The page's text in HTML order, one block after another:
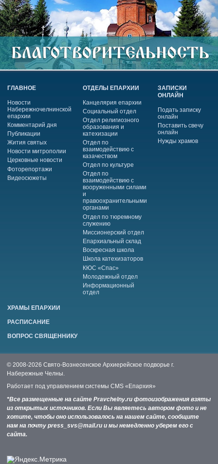
ГЛАВНОЕ
Новости
Набережночелнинской
епархии
Комментарий дня
Публикации
Жития святых
Новости митрополии
Церковные новости
Фоторепортажи
Видеосюжеты
ОТДЕЛЫ ЕПАРХИИ
Канцелярия епархии
Социальный отдел
Отдел религиозного
образования и
катехизации
Отдел по
взаимодействию с
казачеством
Отдел по культуре
Отдел по
взаимодействию с
вооруженными силами
и
правоохранительными
органами
Отдел по тюремному
служению
Миссионерский отдел
Епархиальный склад
Воскресная школа
Школа катехизаторов
КЮС «Спас»
Молодежный отдел
Информационный
отдел
ЗАПИСКИ
ОНЛАЙН
Подать записку
онлайн
Поставить свечу
онлайн
Нужды храмов
ХРАМЫ ЕПАРХИИ
РАСПИСАНИЕ
ВОПРОС СВЯЩЕННИКУ
© 2008-2026 Свято-Вознесенское Архиерейское подворье г.
Набережные Челны.
Работает под управлением системы CMS «Епархия»
*Все размещенные на сайте Pravchelny.ru фотоизображения взяты
из открытых источников. Если Вы являетесь автором фото и не
хотите, чтобы оно использовалось на нашем сайте, сообщите
нам на почту press_svs@mail.ru и мы немедленно уберем его с
сайта.